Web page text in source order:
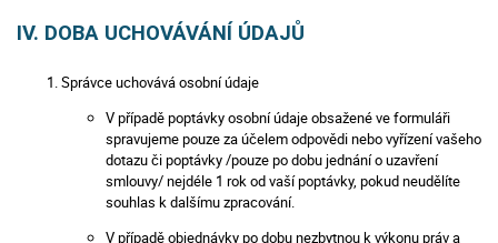
IV. DOBA UCHOVÁVÁNÍ ÚDAJŮ
Správce uchovává osobní údaje
V případě poptávky osobní údaje obsažené ve formuláři
spravujeme pouze za účelem odpovědi nebo vyřízení vašeho
dotazu či poptávky /pouze po dobu jednání o uzavření
smlouvy/ nejdéle 1 rok od vaší poptávky, pokud neudělíte
souhlas k dalšímu zpracování.
V případě objednávky po dobu nezbytnou k výkonu práv a